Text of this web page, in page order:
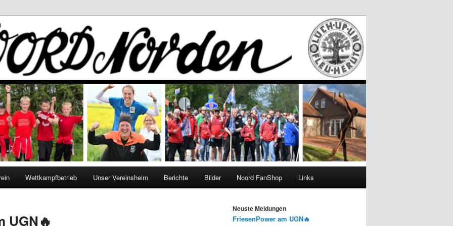
Wettkampfbetrieb Unser Vereinsheim Berichte Bilder Noord FanShop Links
UGN🔥
Neuste Meldungen
FriesenPower am UGN🔥